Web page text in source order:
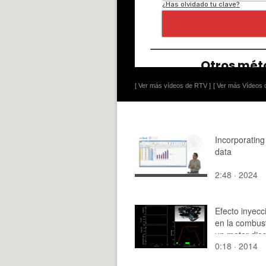
[ Ver más vídeos de RTV ] [ Ver más Vídeos
data
2:48 · 2024
Efecto
en la
un motor
0:18 · 2014